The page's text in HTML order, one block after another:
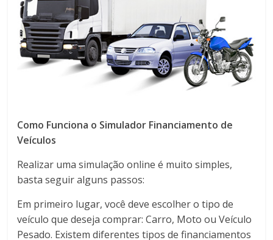
Como Funciona o Simulador Financiamento de
Veículos
Realizar uma simulação online é muito simples,
basta seguir alguns passos:
Em primeiro lugar, você deve escolher o tipo de
veículo que deseja comprar: Carro, Moto ou Veículo
Pesado. Existem diferentes tipos de financiamentos